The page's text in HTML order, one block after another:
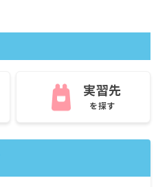
実習先
を探す